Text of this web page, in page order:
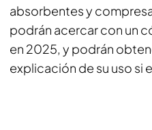
absorbentes y
podrán acercar con un
en 2025, y podrán
explicación de su uso si